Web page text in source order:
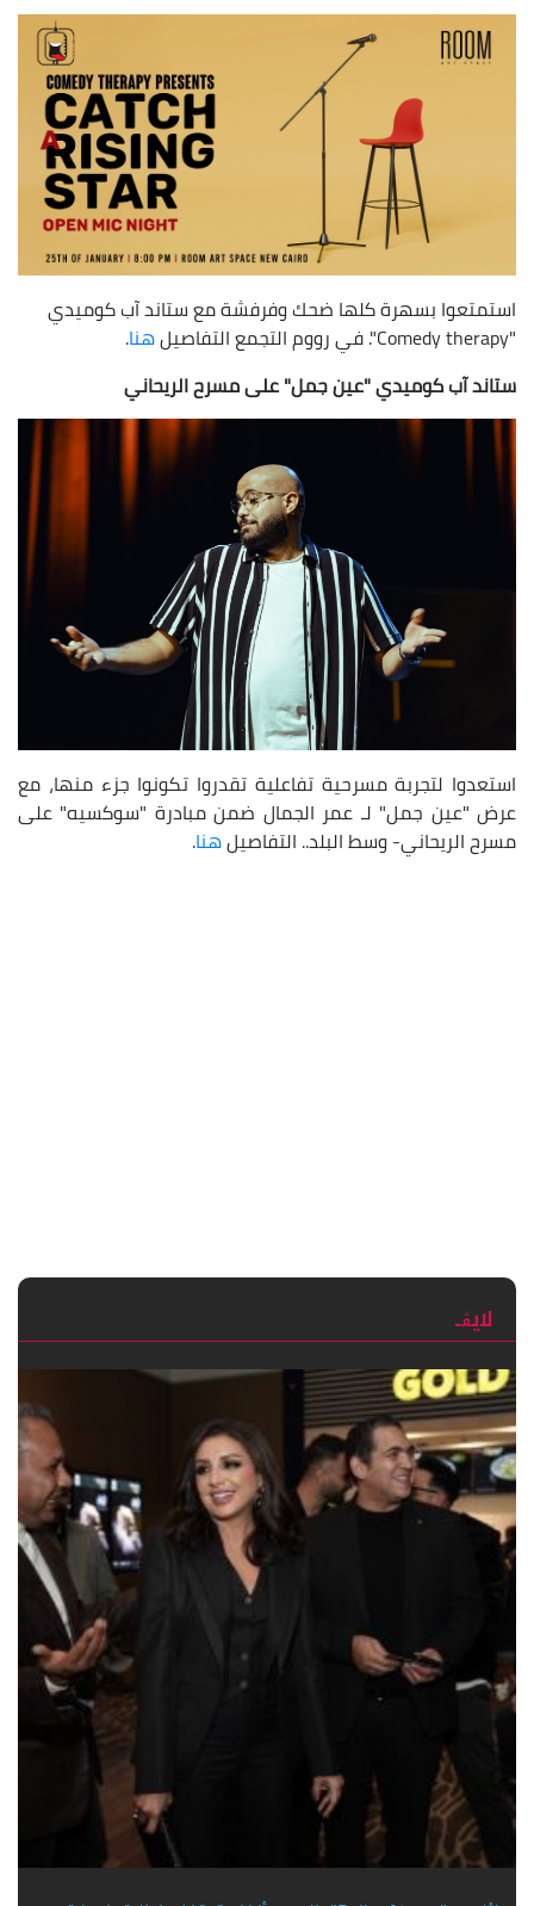
استمتعوا بسهرة كلها ضحك وفرفشة مع ستاند آب كوميدي
"Comedy therapy". في رووم التجمع التفاصيل
هنا.
ستاند آب كوميدي "عين جمل" على مسرح الريحاني
استعدوا لتجربة مسرحية تفاعلية تقدروا تكونوا جزء منها، مع
عرض "عين جمل" لـ عمر الجمال ضمن مبادرة "سوكسيه" على
مسرح الريحاني- وسط البلد.. التفاصيلهنا.
لايڨـ